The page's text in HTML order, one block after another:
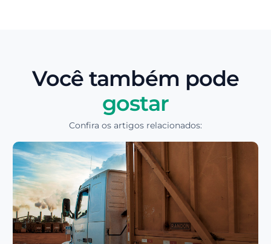
Você também pode
gostar
Confira os artigos relacionados: